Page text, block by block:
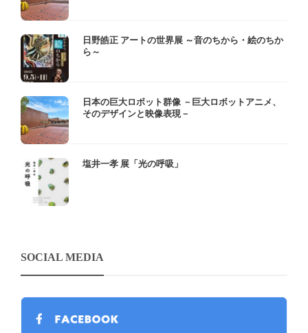
日野皓正 アートの世界展 ～音のちから・絵のちか
ら～
日本の巨大ロボット群像 －巨大ロボットアニメ、
そのデザインと映像表現－
塩井一孝 展「光の呼吸」
SOCIAL MEDIA